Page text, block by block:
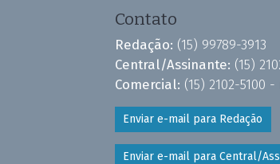
Contato
Redação: (15) 99789-3913
Central/Assinante: (15)
Comercial: (15) 2102-5100
Enviar e-mail para Redação
Enviar e-mail para Central/